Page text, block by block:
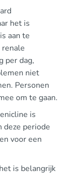
het is
aan te
per dag,
niet
Personen
om te gaan.
is
deze periode
voor een
is belangrijk